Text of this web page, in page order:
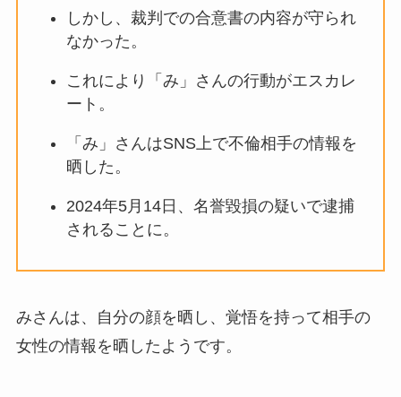
しかし、裁判での合意書の内容が守られ
なかった。
これにより「み」さんの行動がエスカレ
ート。
「み」さんはSNS上で不倫相手の情報を
晒した。
2024年5月14日、名誉毀損の疑いで逮捕
されることに。
みさんは、自分の顔を晒し、覚悟を持って相手の
女性の情報を晒したようです。